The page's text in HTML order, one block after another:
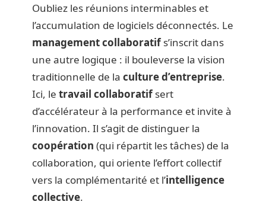
Oubliez les réunions interminables et
l’accumulation de logiciels déconnectés. Le
management collaboratifs’inscrit dans
une autre logique : il bouleverse la vision
traditionnelle de la culture d’entreprise.
Ici, le travail collaboratifsert
d’accélérateur à la performance et invite à
l’innovation. Il s’agit de distinguer la
coopération (qui répartit les tâches) de la
collaboration, qui oriente l’effort collectif
vers la complémentarité et l’intelligence
collective.